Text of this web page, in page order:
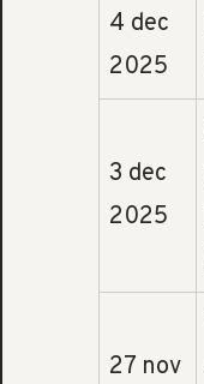
4 dec
2025
3 dec
2025
27 nov